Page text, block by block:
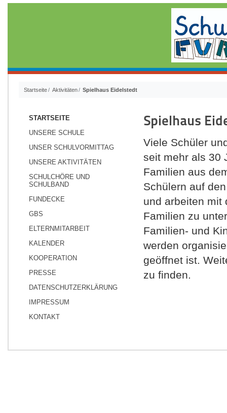
Startseite Aktivitäten Spielhaus Eidelstedt
STARTSEITE
UNSERE SCHULE
UNSER SCHULVORMITTAG
UNSERE AKTIVITÄTEN
SCHULCHÖRE UND
SCHULBAND
FUNDECKE
GBS
ELTERNMITARBEIT
KALENDER
KOOPERATION
PRESSE
DATENSCHUTZERKLÄRUNG
IMPRESSUM
KONTAKT
Spielhaus
Viele Schüler
seit mehr als 30
Familien aus
Schülern auf
und arbeiten mit
Familien zu
Familien- und
werden
geöffnet ist.
zu finden.